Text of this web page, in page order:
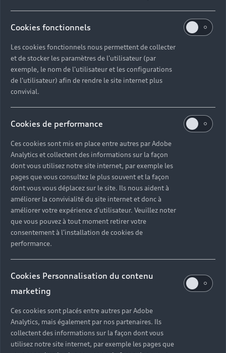
Cookies fonctionnels
Les cookies fonctionnels nous permettent de collecter
et de stocker les paramètres de l'utilisateur (par
exemple, le nom de l'utilisateur et les configurations
de l'utilisateur) afin de rendre le site internet plus
convivial.
Cookies de performance
Ces cookies sont mis en place entre autres par Adobe
Analytics et collectent des informations sur la façon
dont vous utilisez notre site internet, par exemple les
pages que vous consultez le plus souvent et la façon
dont vous vous déplacez sur le site. Ils nous aident à
améliorer la convivialité du site internet et donc à
améliorer votre expérience d'utilisateur. Veuillez noter
que vous pouvez à tout moment retirer votre
consentement à l'installation de cookies de
performance.
Cookies Personnalisation du contenu
marketing
Ces cookies sont placés entre autres par Adobe
Analytics, mais également par nos partenaires. Ils
collectent des informations sur la façon dont vous
utilisez notre site internet, par exemple les pages que